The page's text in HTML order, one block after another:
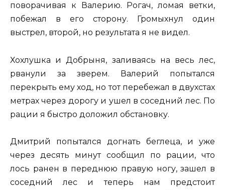
поворачивая к Валерию. Рогач, ломая ветки,
побежал в его сторону. Громыхнул один
выстрел, второй, но результата я не видел.
Хохлушка и Добрыня, заливаясь на весь лес,
рванули за зверем. Валерий попытался
перекрыть ему ход, но тот перебежал в двухстах
метрах через дорогу и ушел в соседний лес. По
рации я быстро доложил обстановку.
Дмитрий попытался догнать беглеца, и уже
через десять минут сообщил по рации, что
лось ранен в переднюю правую ногу, зашел в
соседний лес и теперь нам предстоит